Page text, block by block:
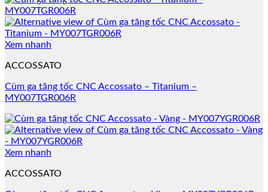
Xem nhanh
ACCOSSATO
Cùm ga tăng tốc CNC Accossato – Titanium –
MY007TGR006R
Xem nhanh
ACCOSSATO